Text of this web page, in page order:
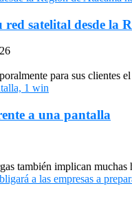
satelital desde la
para sus clientes
a una pantalla
también implican